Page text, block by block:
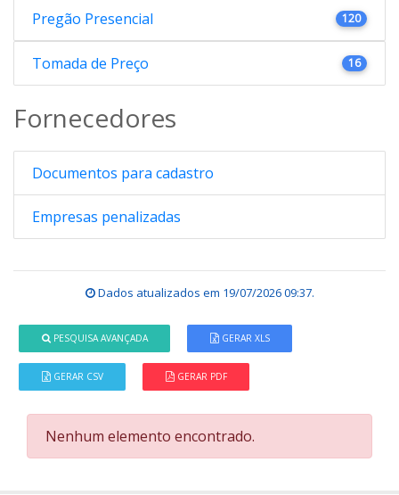
Pregão Presencial 120
Tomada de Preço 16
Fornecedores
Documentos para cadastro
Empresas penalizadas
Dados atualizados em 19/07/2026 09:37.
PESQUISA AVANÇADA GERAR XLS
GERAR CSV GERAR PDF
Nenhum elemento encontrado.